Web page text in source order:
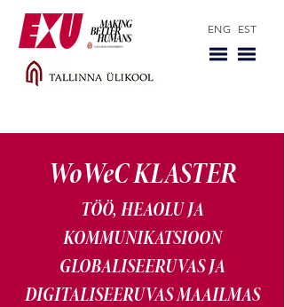
ENG EST
WoWeC KLASTER
TÖÖ, HEAOLU JA
KOMMUNIKATSIOON
GLOBALISEERUVAS JA
DIGITALISEERUVAS MAAILMAS